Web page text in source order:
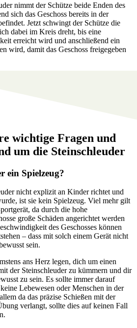
nimmt der Schütze beide Enden des
sich das Geschoss bereits in der
Jetzt schwingt der Schütze die
dabei im Kreis dreht, bis eine
erreicht wird und anschließend ein
wird, damit das Geschoss freigegeben
wichtige Fragen und
um die Steinschleuder
ein Spielzeug?
nicht explizit an Kinder richtet und
ist sie kein Spielzeug. Viel mehr gilt
da durch die hohe
große Schäden angerichtet werden
des Geschosses können
– dass mit solch einem Gerät nicht
sein.
ans Herz legen, dich um einen
der Steinschleuder zu kümmern und dir
zu sein. Es sollte immer darauf
Lebewesen oder Menschen in der
da das präzise Schießen mit der
verlangt, sollte dies auf keinen Fall